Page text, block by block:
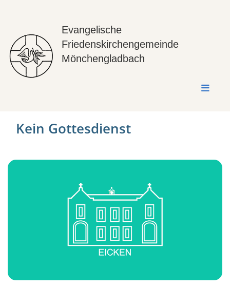
Evangelische
Friedenskirchengemeinde
Mönchengladbach
Kein Gottesdienst